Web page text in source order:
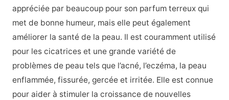
appréciée par beaucoup pour son parfum terreux qui
met de bonne humeur, mais elle peut également
améliorer la santé de la peau. Il est couramment utilisé
pour les cicatrices et une grande variété de
problèmes de peau tels que l’acné, l’eczéma, la peau
enflammée, fissurée, gercée et irritée. Elle est connue
pour aider à stimuler la croissance de nouvelles